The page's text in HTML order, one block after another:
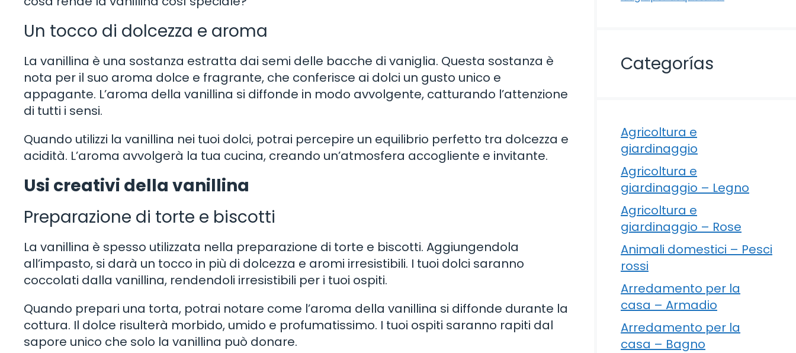
Un tocco di dolcezza e aroma
La vanillina è una sostanza estratta dai semi delle bacche di vaniglia. Questa sostanza è
nota per il suo aroma dolce e fragrante, che conferisce ai dolci un gusto unico e
appagante. L’aroma della vanillina si diffonde in modo avvolgente, catturando l’attenzione
di tutti i sensi.
Quando utilizzi la vanillina nei tuoi dolci, potrai percepire un equilibrio perfetto tra dolcezza e
acidità. L’aroma avvolgerà la tua cucina, creando un’atmosfera accogliente e invitante.
Usi creativi della vanillina
Preparazione di torte e biscotti
La vanillina è spesso utilizzata nella preparazione di torte e biscotti. Aggiungendola
all’impasto, si darà un tocco in più di dolcezza e aromi irresistibili. I tuoi dolci saranno
coccolati dalla vanillina, rendendoli irresistibili per i tuoi ospiti.
Quando prepari una torta, potrai notare come l’aroma della vanillina si diffonde durante la
cottura. Il dolce risulterà morbido, umido e profumatissimo. I tuoi ospiti saranno rapiti dal
sapore unico che solo la vanillina può donare.
Categorías
Agricoltura e
giardinaggio
Agricoltura e
giardinaggio – Legno
Agricoltura e
giardinaggio – Rose
Animali domestici – Pesci
rossi
Arredamento per la
casa – Armadio
Arredamento per la
casa – Bagno